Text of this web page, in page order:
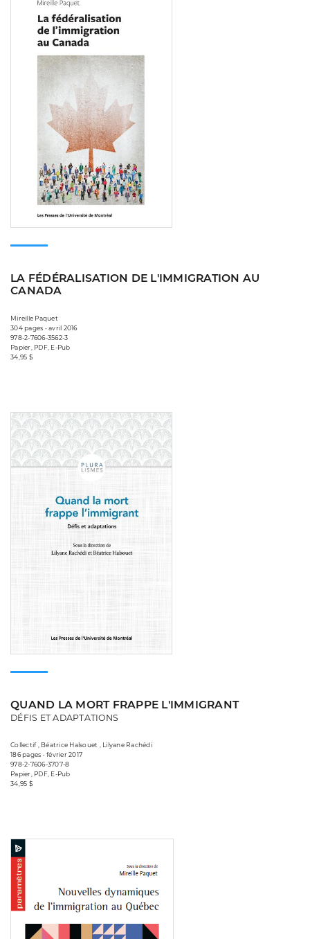
LA FÉDÉRALISATION DE L'IMMIGRATION AU
CANADA
Mireille Paquet
304 pages • avril 2016
978-2-7606-3562-3
Papier, PDF, E-Pub
34,95 $
QUAND LA MORT FRAPPE L'IMMIGRANT
DÉFIS ET ADAPTATIONS
Collectif , Béatrice Halsouet , Lilyane Rachédi
186 pages • février 2017
978-2-7606-3707-8
Papier, PDF, E-Pub
34,95 $